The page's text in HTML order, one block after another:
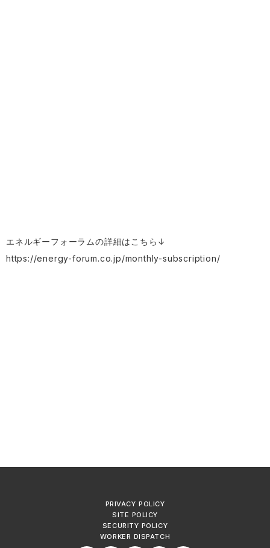
エネルギーフォーラムの詳細はこちら↓
https://energy-forum.co.jp/monthly-subscription/
PRIVACY POLICY
SITE POLICY
SECURITY POLICY
WORKER DISPATCH